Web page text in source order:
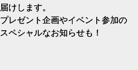
届けします。
プレゼント企画やイベント参加の
スペシャルなお知らせも！